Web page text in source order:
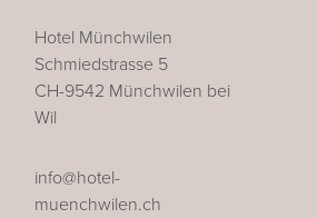
Hotel Münchwilen
Schmiedstrasse 5
CH-9542 Münchwilen bei
Wil
info@hotel-
muenchwilen.ch